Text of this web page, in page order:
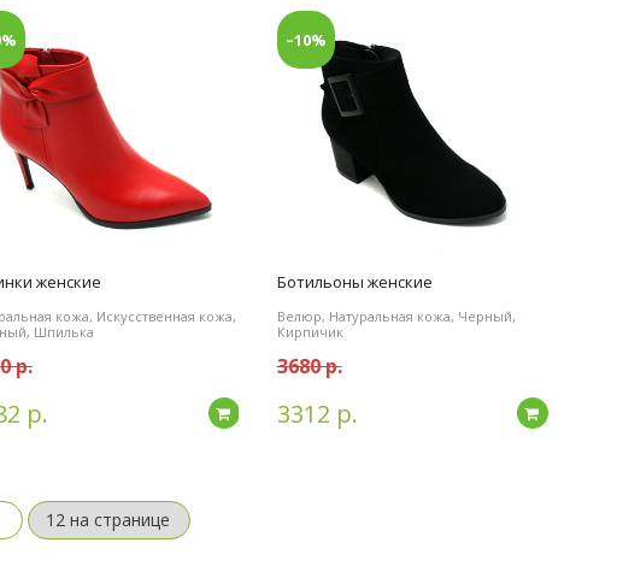
женские
кожа, Искусственная кожа,
Шпилька
р.
р. Подробнее
–10%
Ботильоны женские
Велюр, Натуральная кожа, Черный,
Кирпичик
3680 р.
3312 р.